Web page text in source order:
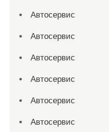
Автосервис
Автосервис
Автосервис
Автосервис
Автосервис
Автосервис